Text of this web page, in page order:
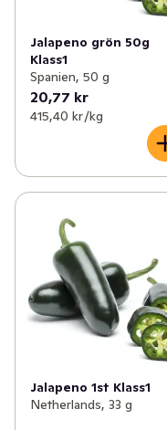
Jalapeno grön 50g
Klass1
Spanien, 50 g
20,77 kr
415,40 kr /kg
Jalapeno 1st Klass1
Netherlands, 33 g